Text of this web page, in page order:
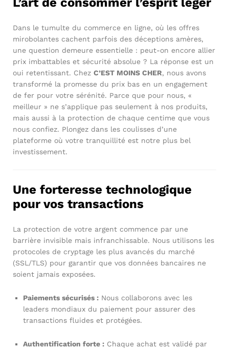
Dans le tumulte du commerce en ligne, où les offres
mirobolantes cachent parfois des déceptions amères,
une question demeure essentielle : peut-on encore allier
prix imbattables et sécurité absolue ? La réponse est un
oui retentissant. Chez C’EST MOINS CHER, nous avons
transformé la promesse du prix bas en un engagement
de fer pour votre sérénité. Parce que pour nous, «
meilleur » ne s’applique pas seulement à nos produits,
mais aussi à la protection de chaque centime que vous
nous confiez. Plongez dans les coulisses d’une
plateforme où votre tranquillité est notre plus bel
investissement.
Une forteresse technologique
pour vos transactions
La protection de votre argent commence par une
barrière invisible mais infranchissable. Nous utilisons les
protocoles de cryptage les plus avancés du marché
(SSL/TLS) pour garantir que vos données bancaires ne
soient jamais exposées.
Paiements sécurisés : Nous collaborons avec les
leaders mondiaux du paiement pour assurer des
transactions fluides et protégées.
Authentification forte : Chaque achat est validé par